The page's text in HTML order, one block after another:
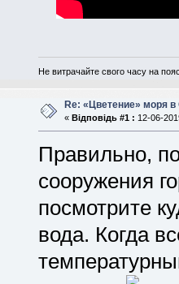
Не витрачайте свого часу на
Re: «Цветение» моря
« Відповідь #1 : 12-06-
Правильно,
сооружения
посмотрите
вода. Когда